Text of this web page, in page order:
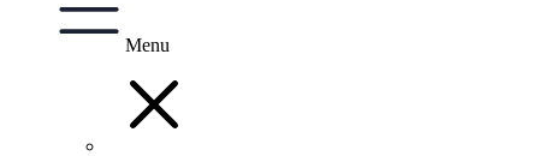
Menu